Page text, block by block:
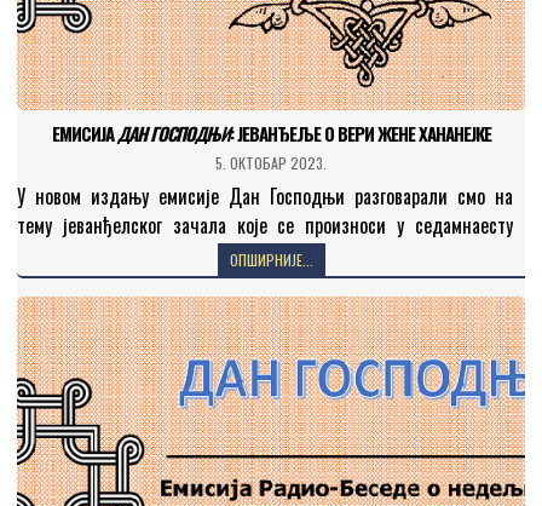
ЕМИСИЈАДАН ГОСПОДЊИ: JEВАНЂЕЉЕ О ВЕРИ ЖЕНЕ ХАНАНЕЈКЕ
5. ОКТОБАР 2023.
У новом издању емисије Дан Господњи разговарали смо на
тему јеванђелског зачала које се произноси у седамнаесту
недељу по празнику свете Педесетнице (Мат. 15, 21…
ОПШИРНИЈЕ...